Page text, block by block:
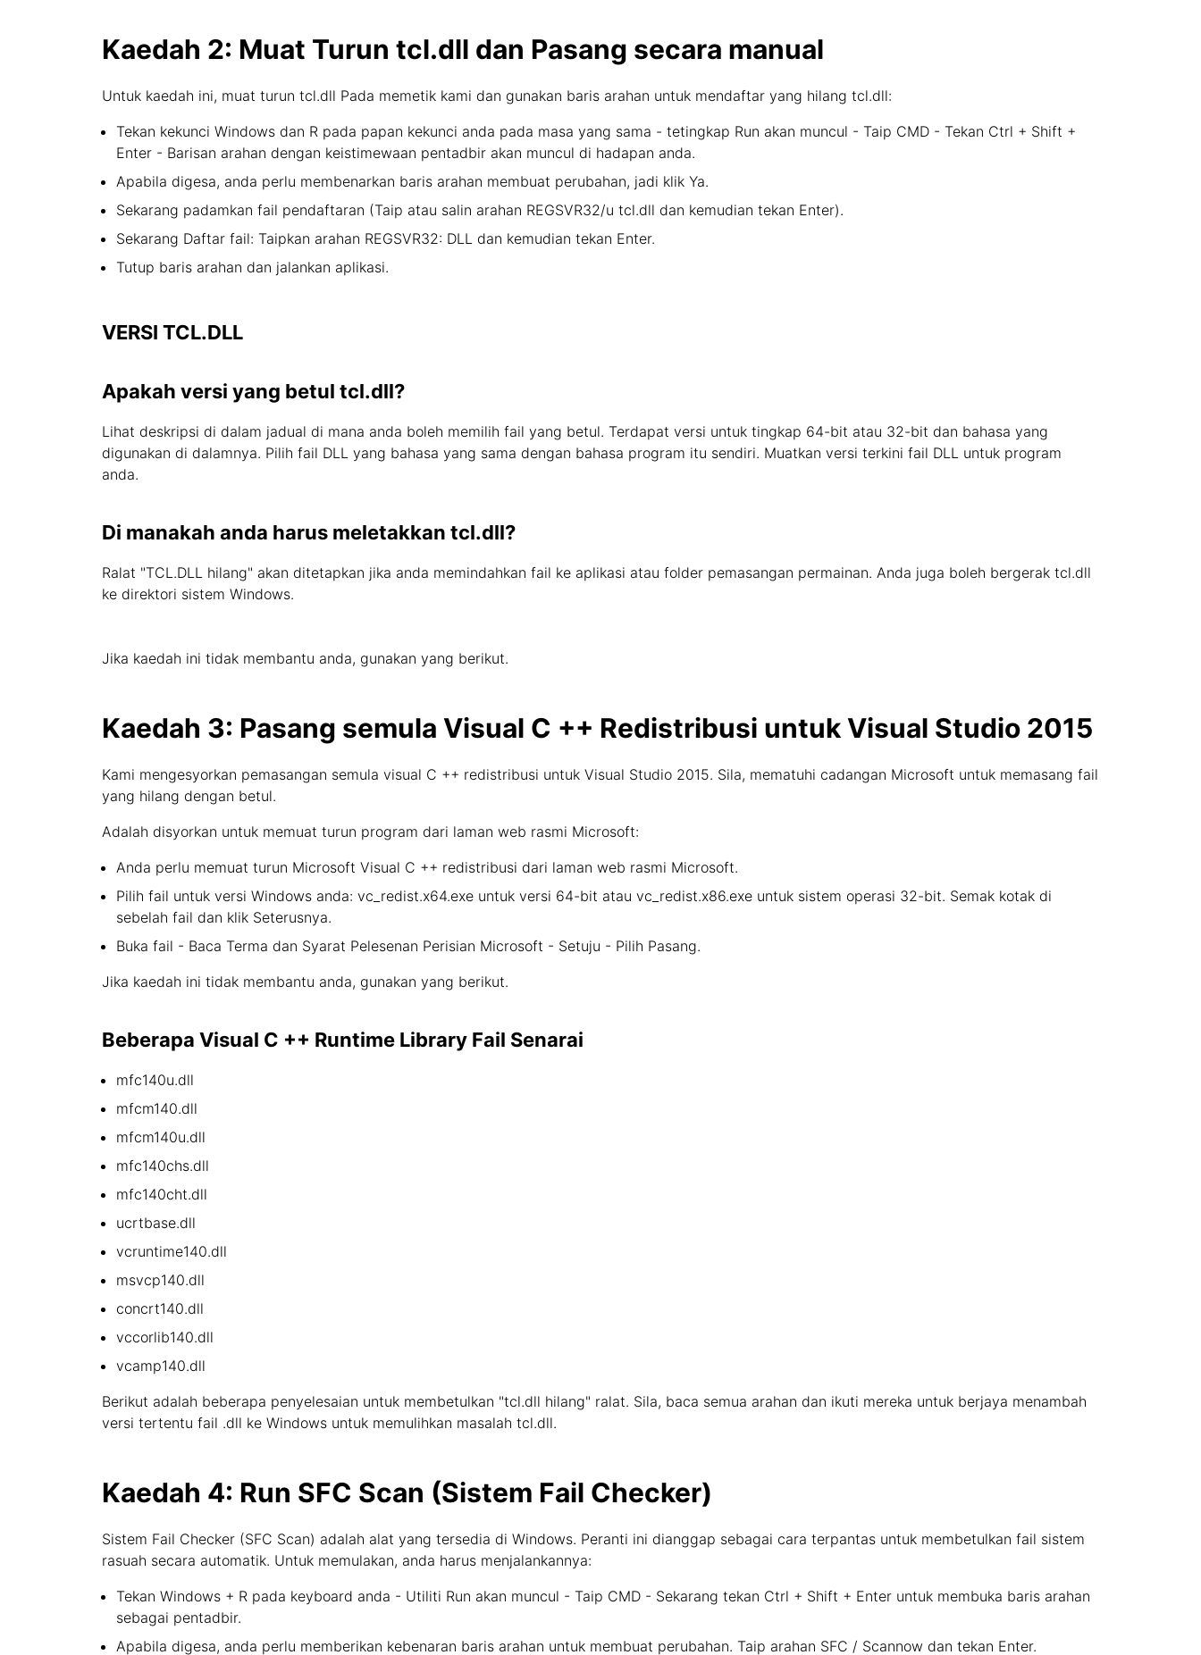
Kaedah 2: Muat Turun tcl.dll dan Pasang secara manual
Untuk kaedah ini, muat turun tcl.dll Pada memetik kami dan gunakan baris arahan untuk mendaftar yang hilang tcl.dll:
Tekan kekunci Windows dan R pada papan kekunci anda pada masa yang sama - tetingkap Run akan muncul - Taip CMD - Tekan Ctrl + Shift +
Enter - Barisan arahan dengan keistimewaan pentadbir akan muncul di hadapan anda.
Apabila digesa, anda perlu membenarkan baris arahan membuat perubahan, jadi klik Ya.
Sekarang padamkan fail pendaftaran (Taip atau salin arahan REGSVR32/u tcl.dll dan kemudian tekan Enter).
Sekarang Daftar fail: Taipkan arahan REGSVR32: DLL dan kemudian tekan Enter.
Tutup baris arahan dan jalankan aplikasi.
VERSI TCL.DLL
Apakah versi yang betul tcl.dll?
Lihat deskripsi di dalam jadual di mana anda boleh memilih fail yang betul. Terdapat versi untuk tingkap 64-bit atau 32-bit dan bahasa yang
digunakan di dalamnya. Pilih fail DLL yang bahasa yang sama dengan bahasa program itu sendiri. Muatkan versi terkini fail DLL untuk program
anda.
Di manakah anda harus meletakkan tcl.dll?
Ralat "TCL.DLL hilang" akan ditetapkan jika anda memindahkan fail ke aplikasi atau folder pemasangan permainan. Anda juga boleh bergerak tcl.dll
ke direktori sistem Windows.
Jika kaedah ini tidak membantu anda, gunakan yang berikut.
Kaedah 3: Pasang semula Visual C ++ Redistribusi untuk Visual Studio 2015
Kami mengesyorkan pemasangan semula visual C ++ redistribusi untuk Visual Studio 2015. Sila, mematuhi cadangan Microsoft untuk memasang fail
yang hilang dengan betul.
Adalah disyorkan untuk memuat turun program dari laman web rasmi Microsoft:
Anda perlu memuat turun Microsoft Visual C ++ redistribusi dari laman web rasmi Microsoft.
Pilih fail untuk versi Windows anda: vc_redist.x64.exe untuk versi 64-bit atau vc_redist.x86.exe untuk sistem operasi 32-bit. Semak kotak di
sebelah fail dan klik Seterusnya.
Buka fail - Baca Terma dan Syarat Pelesenan Perisian Microsoft - Setuju - Pilih Pasang.
Jika kaedah ini tidak membantu anda, gunakan yang berikut.
Beberapa Visual C ++ Runtime Library Fail Senarai
mfc140u.dll
mfcm140.dll
mfcm140u.dll
mfc140chs.dll
mfc140cht.dll
ucrtbase.dll
vcruntime140.dll
msvcp140.dll
concrt140.dll
vccorlib140.dll
vcamp140.dll
Berikut adalah beberapa penyelesaian untuk membetulkan "tcl.dll hilang" ralat. Sila, baca semua arahan dan ikuti mereka untuk berjaya menambah
versi tertentu fail .dll ke Windows untuk memulihkan masalah tcl.dll.
Kaedah 4: Run SFC Scan (Sistem Fail Checker)
Sistem Fail Checker (SFC Scan) adalah alat yang tersedia di Windows. Peranti ini dianggap sebagai cara terpantas untuk membetulkan fail sistem
rasuah secara automatik. Untuk memulakan, anda harus menjalankannya:
Tekan Windows + R pada keyboard anda - Utiliti Run akan muncul - Taip CMD - Sekarang tekan Ctrl + Shift + Enter untuk membuka baris arahan
sebagai pentadbir.
Apabila digesa, anda perlu memberikan kebenaran baris arahan untuk membuat perubahan. Taip arahan SFC / Scannow dan tekan Enter.